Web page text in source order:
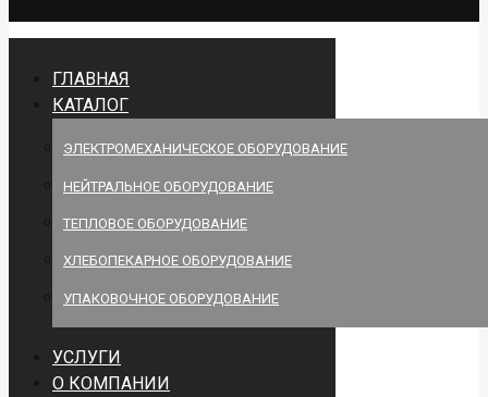
ГЛАВНАЯ
КАТАЛОГ
ЭЛЕКТРОМЕХАНИЧЕСКОЕ ОБОРУДОВАНИЕ
НЕЙТРАЛЬНОЕ ОБОРУДОВАНИЕ
ТЕПЛОВОЕ ОБОРУДОВАНИЕ
ХЛЕБОПЕКАРНОЕ ОБОРУДОВАНИЕ
УПАКОВОЧНОЕ ОБОРУДОВАНИЕ
УСЛУГИ
О КОМПАНИИ